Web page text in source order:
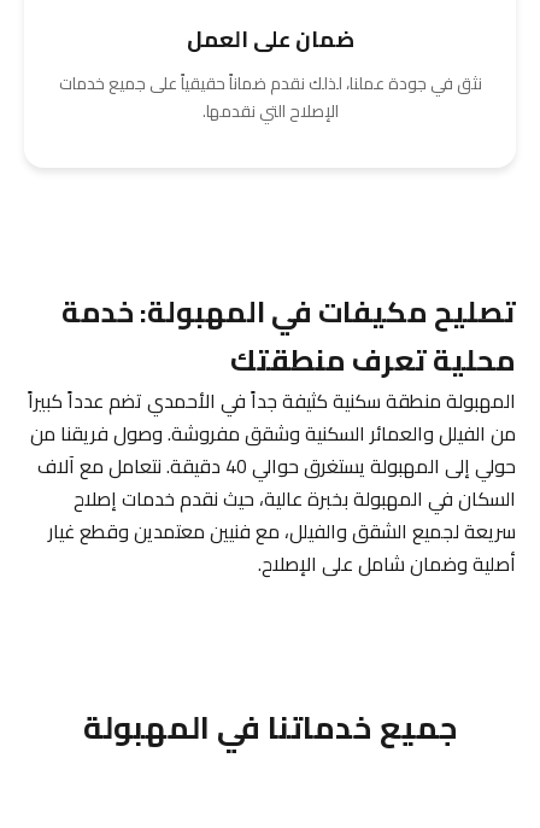
ضمان على العمل
نثق في جودة عملنا، لذلك نقدم ضماناً حقيقياً على جميع خدمات
الإصلاح التي نقدمها.
تصليح مكيفات في المهبولة: خدمة
محلية تعرف منطقتك
المهبولة منطقة سكنية كثيفة جداً في الأحمدي تضم عدداً كبيراً
من الفيلل والعمائر السكنية وشقق مفروشة. وصول فريقنا من
حولي إلى المهبولة يستغرق حوالي 40 دقيقة. نتعامل مع آلاف
السكان في المهبولة بخبرة عالية، حيث نقدم خدمات إصلاح
سريعة لجميع الشقق والفيلل، مع فنيين معتمدين وقطع غيار
أصلية وضمان شامل على الإصلاح.
جميع خدماتنا في المهبولة